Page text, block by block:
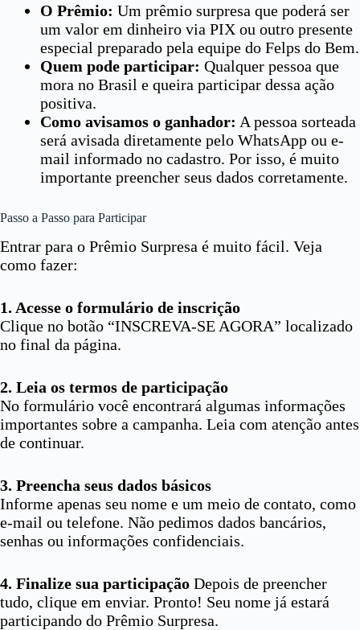
O Prêmio: Um prêmio surpresa que poderá ser
um valor em dinheiro via PIX ou outro presente
especial preparado pela equipe do Felps do Bem.
Quem pode participar: Qualquer pessoa que
mora no Brasil e queira participar dessa ação
positiva.
Como avisamos o ganhador: A pessoa sorteada
será avisada diretamente pelo WhatsApp ou e-
mail informado no cadastro. Por isso, é muito
importante preencher seus dados corretamente.
Passo a Passo para Participar
Entrar para o Prêmio Surpresa é muito fácil. Veja
como fazer:
1. Acesse o formulário de inscrição
Clique no botão “INSCREVA-SE AGORA” localizado
no final da página.
2. Leia os termos de participação
No formulário você encontrará algumas informações
importantes sobre a campanha. Leia com atenção antes
de continuar.
3. Preencha seus dados básicos
Informe apenas seu nome e um meio de contato, como
e-mail ou telefone. Não pedimos dados bancários,
senhas ou informações confidenciais.
4. Finalize sua participação Depois de preencher
tudo, clique em enviar. Pronto! Seu nome já estará
participando do Prêmio Surpresa.